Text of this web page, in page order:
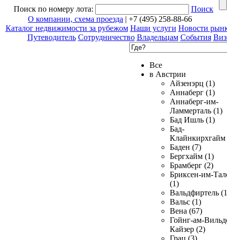
Поиск по номеру лота:
Поиск
О компании, схема проезда | +7 (495) 258-88-66
Каталог недвижимости за рубежом Наши услуги Новости
Путеводитель Сотрудничество Владельцам События
Все
в Австрии
Айзенэрц (1)
Аннаберг (1)
Аннаберг-им-
Ламмерталь (1)
Бад Ишль (1)
Бад-
Клайнкирхгайм
Баден (7)
Бергхайм (1)
Брамберг (2)
Бриксен-им-
(1)
Вальдфиртель
Вальс (1)
Вена (67)
Гойнг-ам-
Кайзер (2)
Грац (3)